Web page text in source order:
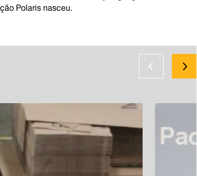
Polaris nasceu.